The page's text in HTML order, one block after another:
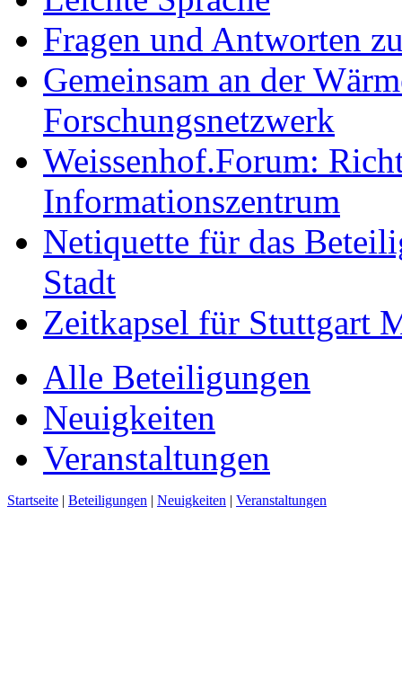
Fragen und Antworten
Gemeinsam an der
Forschungsnetzwerk
Weissenhof.Forum:
Informationszentrum
Netiquette für das
Stadt
Zeitkapsel für Stuttgart
Alle Beteiligungen
Neuigkeiten
Veranstaltungen
Startseite | Beteiligungen | Neuigkeiten | Veranstaltungen